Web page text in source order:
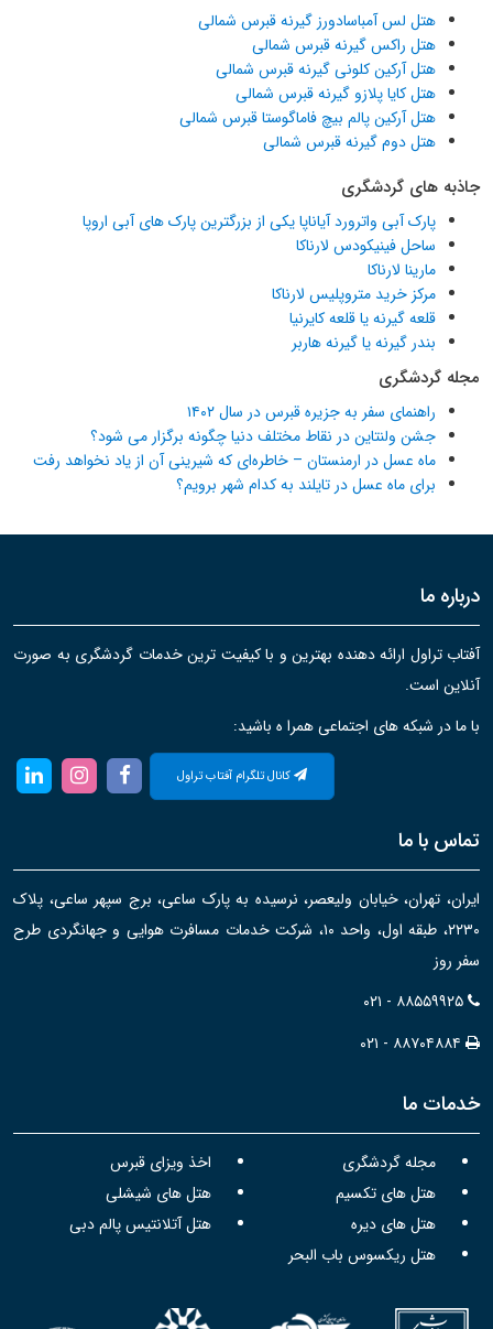
هتل لس آمباسادورز گیرنه قبرس شمالی
هتل راکس گیرنه قبرس شمالی
هتل آرکین کلونی گیرنه قبرس شمالی
هتل کایا پلازو گیرنه قبرس شمالی
هتل آرکین پالم بیچ فاماگوستا قبرس شمالی
هتل دوم گیرنه قبرس شمالی
جاذبه های گردشگری
پارک آبی واترورد آیاناپا یکی از بزرگترین پارک های آبی اروپا
ساحل فینیکودس لارناکا
مارینا لارناکا
مرکز خرید متروپلیس لارناکا
قلعه گیرنه یا قلعه کایرنیا
بندر گیرنه یا گیرنه هاربر
مجله گردشگری
راهنمای سفر به جزیره قبرس در سال ۱۴۰۲
جشن ولنتاین در نقاط مختلف دنیا چگونه برگزار می شود؟
ماه عسل در ارمنستان – خاطره‌ای که شیرینی آن از یاد نخواهد رفت
برای ماه عسل در تایلند به کدام شهر برویم؟
درباره ما
آفتاب تراول ارائه دهنده بهترین و با کیفیت ترین خدمات گردشگری به صورت
آنلاین است.
با ما در شبکه های اجتماعی همرا ه باشید:
کانال تلگرام آفتاب تراول
تماس با ما
ایران، تهران، خیابان ولیعصر، نرسیده به پارک ساعی، برج سپهر ساعی، پلاک
۲۲۳۰، طبقه اول، واحد ۱۰، شرکت خدمات مسافرت هوایی و جهانگردی طرح
سفر روز
۰۲۱ - ۸۸۵۵۹۹۲۵
۰۲۱ - ۸۸۷۰۴۸۸۴
خدمات ما
مجله گردشگری
اخذ ویزای قبرس
هتل های تکسیم
هتل های شیشلی
هتل های دیره
هتل آتلانتیس پالم دبی
هتل ریکسوس باب البحر